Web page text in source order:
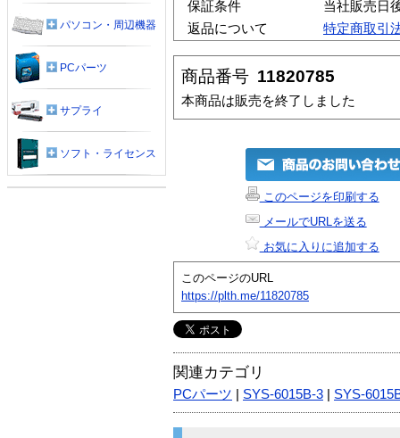
保証条件
当社販売日
返品について
特定商取引
商品番号 11820785
本商品は販売を終了しました
このページを印刷する
メールでURLを送る
お気に入りに追加する
このページのURL
https://plth.me/11820785
関連カテゴリ
PCパーツ SYS-6015B-3 SYS-
パソコン・周辺機器
PCパーツ
サプライ
ソフト・ライセンス